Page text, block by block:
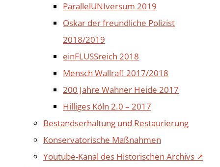
ParallelUNIversum 2019
Oskar der freundliche Polizist
2018/2019
einFLUSSreich 2018
Mensch Wallraf! 2017/2018
200 Jahre Wahner Heide 2017
Hilliges Köln 2.0 – 2017
Bestandserhaltung und Restaurierung
Konservatorische Maßnahmen
Youtube-Kanal des Historischen Archivs ↗